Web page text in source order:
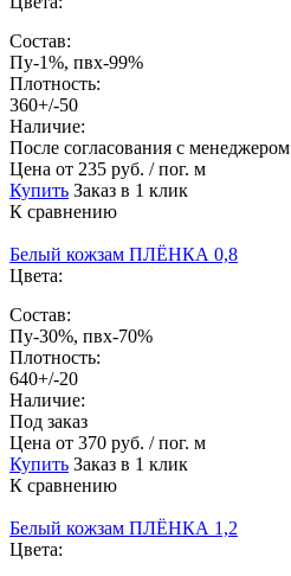
Состав:
Пу-1%, пвх-99%
Плотность:
360+/-50
Наличие:
После согласования с менеджером
Цена от 235 руб. / пог. м
Купить Заказ в 1 клик
К сравнению
Белый кожзам ПЛЁНКА 0,8
Цвета:
Состав:
Пу-30%, пвх-70%
Плотность:
640+/-20
Наличие:
Под заказ
Цена от 370 руб. / пог. м
Купить Заказ в 1 клик
К сравнению
Белый кожзам ПЛЁНКА 1,2
Цвета: